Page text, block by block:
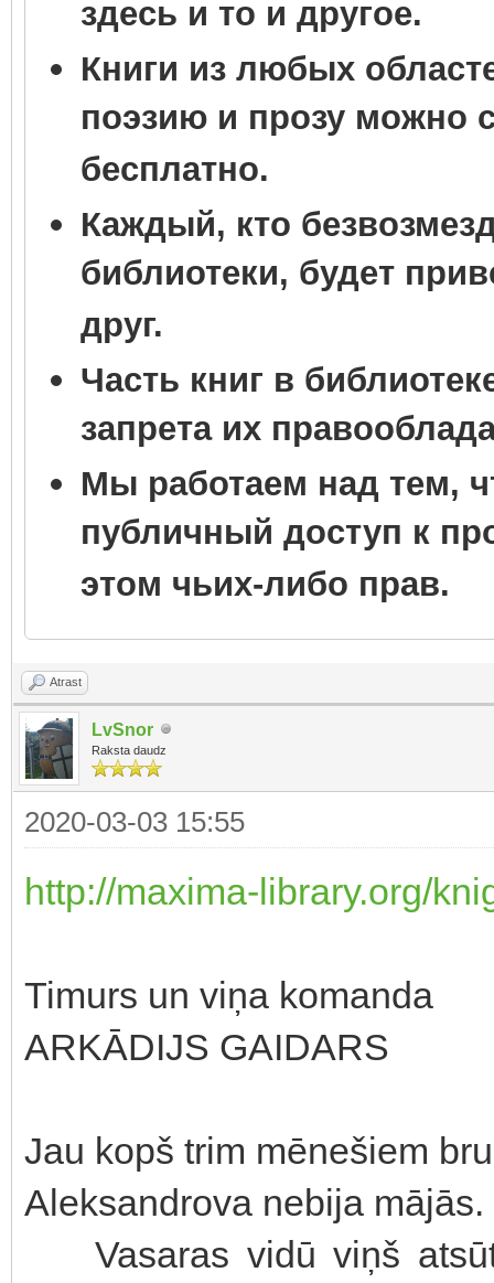
здесь и то и другое.
Книги из любых
поэзию и прозу можно
бесплатно.
Каждый, кто
библиотеки, будет
друг.
Часть книг в
запрета их
Мы работаем над тем,
публичный доступ к
этом чьих-либо прав.
Atrast
LvSnor
Raksta daudz
2020-03-03 15:55
http://maxima-library.org/
Timurs un viņa komanda
ARKĀDIJS GAIDARS
Jau kopš trim mēnešiem
Aleksandrova nebija
Vasaras vidū viņš